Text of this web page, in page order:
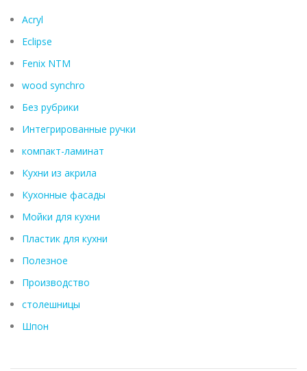
Acryl
Eclipse
Fenix ​​NTM
wood synchro
Без рубрики
Интегрированные ручки
компакт-ламинат
Кухни из акрила
Кухонные фасады
Мойки для кухни
Пластик для кухни
Полезное
Производство
столешницы
Шпон